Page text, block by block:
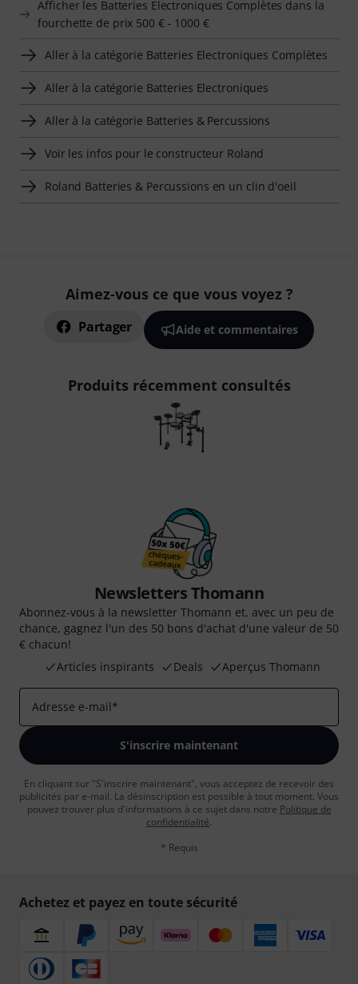
Afficher les Batteries Electroniques Complètes dans la
fourchette de prix 500 € - 1000 €
Aller à la catégorie Batteries Electroniques Complètes
Aller à la catégorie Batteries Electroniques
Aller à la catégorie Batteries & Percussions
Voir les infos pour le constructeur Roland
Roland Batteries & Percussions en un clin d'oeil
Aimez-vous ce que vous voyez ?
Partager Aide et commentaires
Produits récemment consultés
Newsletters Thomann
Abonnez-vous à la newsletter Thomann et, avec un peu de
chance, gagnez l'un des 50 bons d'achat d'une valeur de 50
€ chacun!
Articles inspirants
Deals Aperçus Thomann
Adresse e-mail*
S'inscrire maintenant
En cliquant sur "S'inscrire maintenant", vous acceptez de recevoir des
publicités par e-mail. La désinscription est possible à tout moment. Vous
pouvez trouver plus d'informations à ce sujet dans notre Politique de
confidentialité.
* Requis
Achetez et payez en toute sécurité